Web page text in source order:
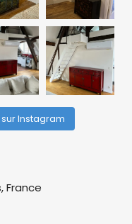
Instagram
France​